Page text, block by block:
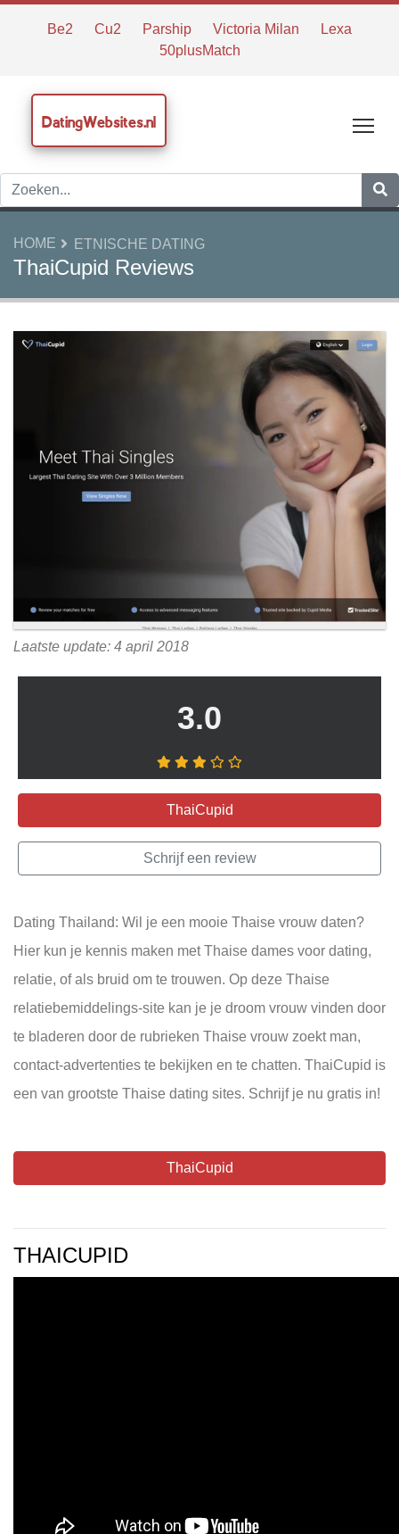
Be2 Cu2 Parship Victoria Milan
Lexa
50plusMatch
DatingWebsites.nl
HOME ETNISCHE DATING
ThaiCupid Reviews
Laatste update: 4 april 2018
3.0
ThaiCupid
Schrijf een review
Dating Thailand: Wil je een mooie Thaise vrouw daten?
Hier kun je kennis maken met Thaise dames voor dating,
relatie, of als bruid om te trouwen. Op deze Thaise
relatiebemiddelings-site kan je je droom vrouw vinden door
te bladeren door de rubrieken Thaise vrouw zoekt man,
contact-advertenties te bekijken en te chatten. ThaiCupid is
een van grootste Thaise dating sites. Schrijf je nu gratis in!
ThaiCupid
THAICUPID